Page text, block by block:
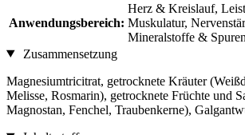
Anwendungsbereich:
Herz & Kreislauf,
Muskulatur,
Mineralstoffe &
Zusammensetzung
Magnesiumtricitrat, getrocknete Kräuter
Melisse, Rosmarin), getrocknete Früchte und
Magnostan, Fenchel, Traubenkerne),